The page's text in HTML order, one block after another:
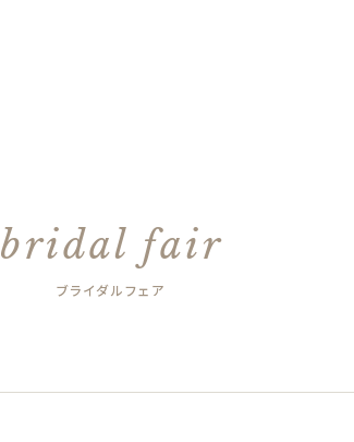
bridal fair
ブライダルフェア